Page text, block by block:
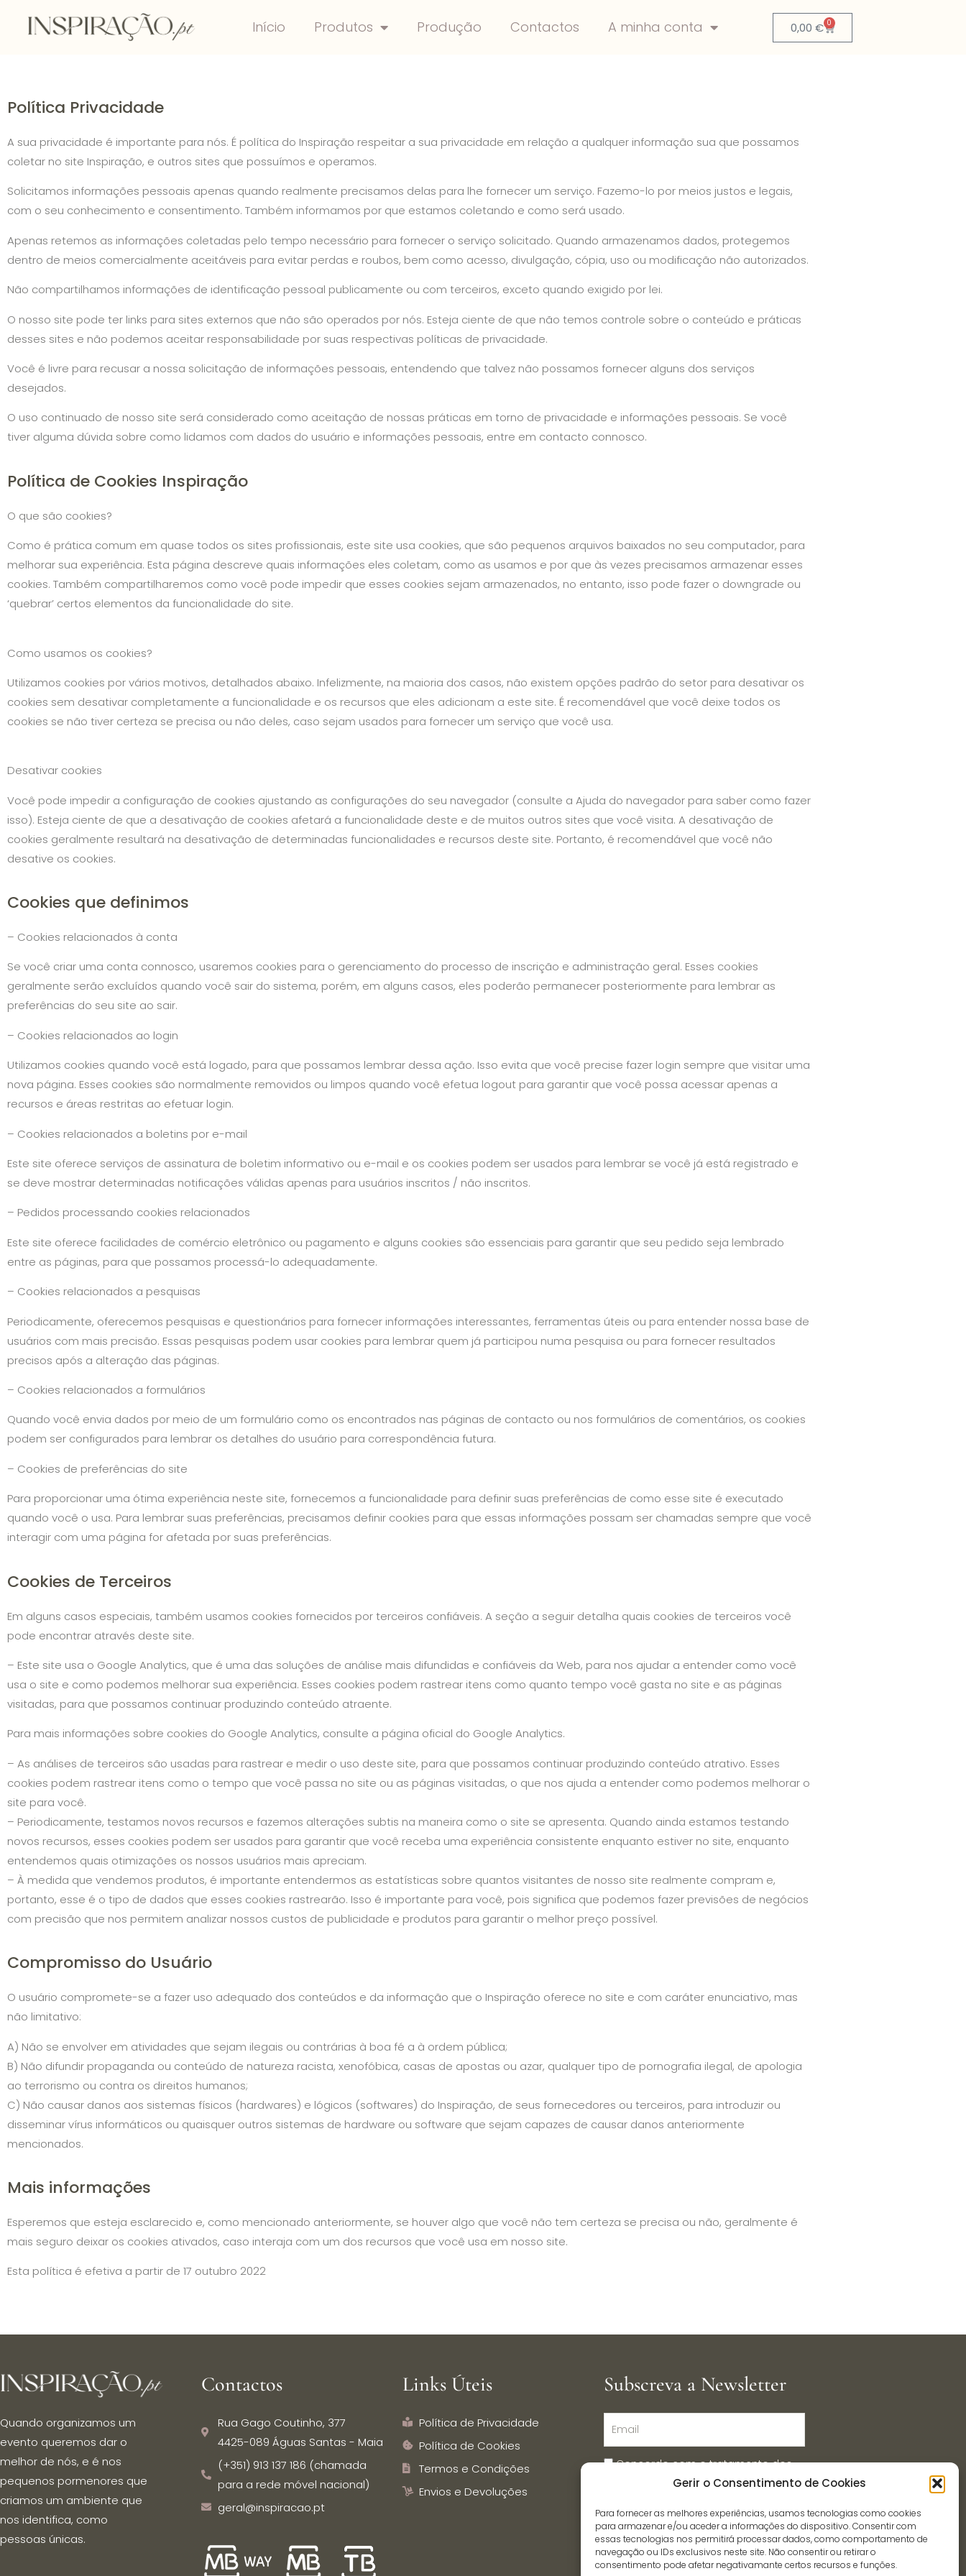
Gerir o Consentimento de Cookies
Para fornecer as melhores experiências, usamos tecnologias como cookies
para armazenar e/ou aceder a informações do dispositivo. Consentir com
essas tecnologias nos permitirá processar dados, como comportamento de
navegação ou IDs exclusivos neste site. Não consentir ou retirar o
consentimento pode afetar negativamante certos recursos e funções.
Início Produtos Produção Contactos A minha conta 0,00 € 0
Política Privacidade
A sua privacidade é importante para nós. É política do Inspiração respeitar a sua privacidade em relação a qualquer informação sua que possamos
coletar no site Inspiração, e outros sites que possuímos e operamos.
Solicitamos informações pessoais apenas quando realmente precisamos delas para lhe fornecer um serviço. Fazemo-lo por meios justos e legais,
com o seu conhecimento e consentimento. Também informamos por que estamos coletando e como será usado.
Apenas retemos as informações coletadas pelo tempo necessário para fornecer o serviço solicitado. Quando armazenamos dados, protegemos
dentro de meios comercialmente aceitáveis ​​para evitar perdas e roubos, bem como acesso, divulgação, cópia, uso ou modificação não autorizados.
Não compartilhamos informações de identificação pessoal publicamente ou com terceiros, exceto quando exigido por lei.
O nosso site pode ter links para sites externos que não são operados por nós. Esteja ciente de que não temos controle sobre o conteúdo e práticas
desses sites e não podemos aceitar responsabilidade por suas respectivas políticas de privacidade.
Você é livre para recusar a nossa solicitação de informações pessoais, entendendo que talvez não possamos fornecer alguns dos serviços
desejados.
O uso continuado de nosso site será considerado como aceitação de nossas práticas em torno de privacidade e informações pessoais. Se você
tiver alguma dúvida sobre como lidamos com dados do usuário e informações pessoais, entre em contacto connosco.
Política de Cookies Inspiração
O que são cookies?
Como é prática comum em quase todos os sites profissionais, este site usa cookies, que são pequenos arquivos baixados no seu computador, para
melhorar sua experiência. Esta página descreve quais informações eles coletam, como as usamos e por que às vezes precisamos armazenar esses
cookies. Também compartilharemos como você pode impedir que esses cookies sejam armazenados, no entanto, isso pode fazer o downgrade ou
‘quebrar’ certos elementos da funcionalidade do site.
Como usamos os cookies?
Utilizamos cookies por vários motivos, detalhados abaixo. Infelizmente, na maioria dos casos, não existem opções padrão do setor para desativar os
cookies sem desativar completamente a funcionalidade e os recursos que eles adicionam a este site. É recomendável que você deixe todos os
cookies se não tiver certeza se precisa ou não deles, caso sejam usados ​​para fornecer um serviço que você usa.
Desativar cookies
Você pode impedir a configuração de cookies ajustando as configurações do seu navegador (consulte a Ajuda do navegador para saber como fazer
isso). Esteja ciente de que a desativação de cookies afetará a funcionalidade deste e de muitos outros sites que você visita. A desativação de
cookies geralmente resultará na desativação de determinadas funcionalidades e recursos deste site. Portanto, é recomendável que você não
desative os cookies.
Cookies que definimos
– Cookies relacionados à conta
Se você criar uma conta connosco, usaremos cookies para o gerenciamento do processo de inscrição e administração geral. Esses cookies
geralmente serão excluídos quando você sair do sistema, porém, em alguns casos, eles poderão permanecer posteriormente para lembrar as
preferências do seu site ao sair.
– Cookies relacionados ao login
Utilizamos cookies quando você está logado, para que possamos lembrar dessa ação. Isso evita que você precise fazer login sempre que visitar uma
nova página. Esses cookies são normalmente removidos ou limpos quando você efetua logout para garantir que você possa acessar apenas a
recursos e áreas restritas ao efetuar login.
– Cookies relacionados a boletins por e-mail
Este site oferece serviços de assinatura de boletim informativo ou e-mail e os cookies podem ser usados ​​para lembrar se você já está registrado e
se deve mostrar determinadas notificações válidas apenas para usuários inscritos / não inscritos.
– Pedidos processando cookies relacionados
Este site oferece facilidades de comércio eletrônico ou pagamento e alguns cookies são essenciais para garantir que seu pedido seja lembrado
entre as páginas, para que possamos processá-lo adequadamente.
– Cookies relacionados a pesquisas
Periodicamente, oferecemos pesquisas e questionários para fornecer informações interessantes, ferramentas úteis ou para entender nossa base de
usuários com mais precisão. Essas pesquisas podem usar cookies para lembrar quem já participou numa pesquisa ou para fornecer resultados
precisos após a alteração das páginas.
– Cookies relacionados a formulários
Quando você envia dados por meio de um formulário como os encontrados nas páginas de contacto ou nos formulários de comentários, os cookies
podem ser configurados para lembrar os detalhes do usuário para correspondência futura.
– Cookies de preferências do site
Para proporcionar uma ótima experiência neste site, fornecemos a funcionalidade para definir suas preferências de como esse site é executado
quando você o usa. Para lembrar suas preferências, precisamos definir cookies para que essas informações possam ser chamadas sempre que você
interagir com uma página for afetada por suas preferências.
Cookies de Terceiros
Em alguns casos especiais, também usamos cookies fornecidos por terceiros confiáveis. A seção a seguir detalha quais cookies de terceiros você
pode encontrar através deste site.
– Este site usa o Google Analytics, que é uma das soluções de análise mais difundidas e confiáveis ​​da Web, para nos ajudar a entender como você
usa o site e como podemos melhorar sua experiência. Esses cookies podem rastrear itens como quanto tempo você gasta no site e as páginas
visitadas, para que possamos continuar produzindo conteúdo atraente.
Para mais informações sobre cookies do Google Analytics, consulte a página oficial do Google Analytics.
– As análises de terceiros são usadas para rastrear e medir o uso deste site, para que possamos continuar produzindo conteúdo atrativo. Esses
cookies podem rastrear itens como o tempo que você passa no site ou as páginas visitadas, o que nos ajuda a entender como podemos melhorar o
site para você.
– Periodicamente, testamos novos recursos e fazemos alterações subtis na maneira como o site se apresenta. Quando ainda estamos testando
novos recursos, esses cookies podem ser usados ​​para garantir que você receba uma experiência consistente enquanto estiver no site, enquanto
entendemos quais otimizações os nossos usuários mais apreciam.
– À medida que vendemos produtos, é importante entendermos as estatísticas sobre quantos visitantes de nosso site realmente compram e,
portanto, esse é o tipo de dados que esses cookies rastrearão. Isso é importante para você, pois significa que podemos fazer previsões de negócios
com precisão que nos permitem analizar nossos custos de publicidade e produtos para garantir o melhor preço possível.
Compromisso do Usuário
O usuário compromete-se a fazer uso adequado dos conteúdos e da informação que o Inspiração oferece no site e com caráter enunciativo, mas
não limitativo:
A) Não se envolver em atividades que sejam ilegais ou contrárias à boa fé a à ordem pública;
B) Não difundir propaganda ou conteúdo de natureza racista, xenofóbica, casas de apostas ou azar, qualquer tipo de pornografia ilegal, de apologia
ao terrorismo ou contra os direitos humanos;
C) Não causar danos aos sistemas físicos (hardwares) e lógicos (softwares) do Inspiração, de seus fornecedores ou terceiros, para introduzir ou
disseminar vírus informáticos ou quaisquer outros sistemas de hardware ou software que sejam capazes de causar danos anteriormente
mencionados.
Mais informações
Esperemos que esteja esclarecido e, como mencionado anteriormente, se houver algo que você não tem certeza se precisa ou não, geralmente é
mais seguro deixar os cookies ativados, caso interaja com um dos recursos que você usa em nosso site.
Esta política é efetiva a partir de 17 outubro 2022
Quando organizamos um
evento queremos dar o
melhor de nós, e é nos
pequenos pormenores que
criamos um ambiente que
nos identifica, como
pessoas únicas.
Contactos
Rua Gago Coutinho, 377
4425-089 Águas Santas - Maia
(+351) 913 137 186 (chamada
para a rede móvel nacional)
geral@inspiracao.pt
Links Úteis
Política de Privacidade
Política de Cookies
Termos e Condições
Envios e Devoluções
Subscreva a Newsletter
Concordo com o tratamento dos
dados pessoais, por parte da
comunicação.
Enviar